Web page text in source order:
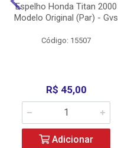
Espelho Honda Titan 2000
Modelo Original (Par) - Gvs
Código: 15507
R$ 45,00
Adicionar